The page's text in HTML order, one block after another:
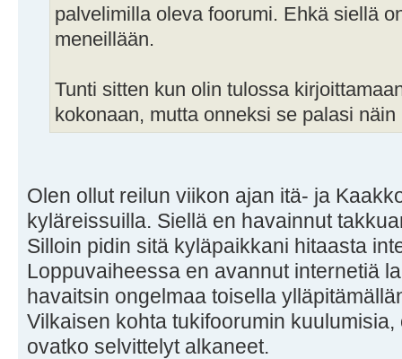
palvelimilla oleva foorumi. Ehkä siellä
meneillään.
Tunti sitten kun olin tulossa
kokonaan, mutta onneksi se palasi näin
Olen ollut reilun viikon ajan itä- ja
kyläreissuilla. Siellä en havainnut
Silloin pidin sitä kyläpaikkani hitaasta
Loppuvaiheessa en avannut internetiä
havaitsin ongelmaa toisella
Vilkaisen kohta tukifoorumin
ovatko selvittelyt alkaneet.